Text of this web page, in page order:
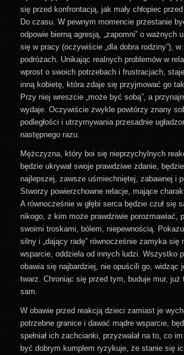
się przed konfrontacją, jak mały chłopiec
Do czasu. W pewnym momencie przestanie
odpowie bierną agresją, „zapomni” o ważnych
się w pracy (oczywiście „dla dobra rodziny”), w
podróżach. Unikając realnych problemów w
wprost o swoich potrzebach i frustracjach,
inną kobietę, która zdaje się przyjmować go
Przy niej wreszcie „może być sobą”, a
wydaje. Oczywiście zwykle powtórzy znany
podległości i utrzymywania przesadnie
następnego razu.
Mężczyzna, który boi się nieprzychylnych
będzie ukrywał swoje prawdziwe zdanie,
najlepszej, zawsze uśmiechniętej, zabawnej i
Stworzy powierzchowne relacje, mające
A równocześnie w głębi serca będzie czuł się
nikogo, z kim może prawdziwie porozmawiać,
swoimi troskami, bólem, niepewnością.
silny i „dający radę” równocześnie zamyka się
wsparcie, oddziela od innych ludzi. Wszystko
obawia się najbardziej, nie opuścili go, widząc
twarz. Chroniąc się przed tym, buduje mur, już
sam.
W obawie przed reakcją dzieci zamiast je
potrzebne granice i dawać mądre wsparcie,
spełniał ich zachcianki, przyzwalał na to, co
być dobrym kumplem ryzykuje, że stanie się